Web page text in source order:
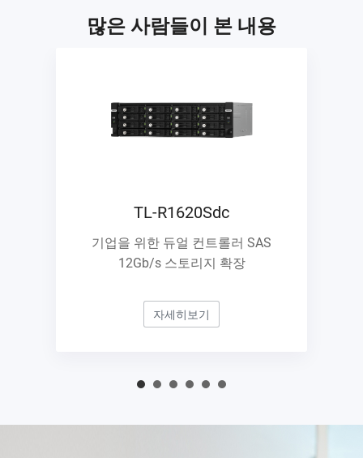
많은 사람들이 본 내용
TL-R1620Sdc
기업을 위한 듀얼 컨트롤러 SAS
12Gb/s 스토리지 확장
자세히보기